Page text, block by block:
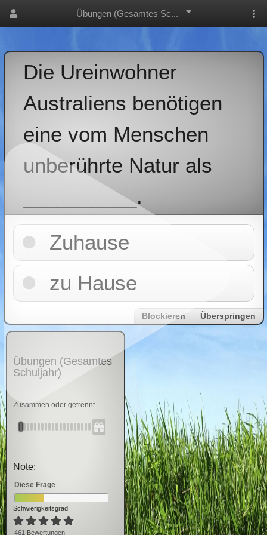
Übungen (Gesamtes Sc...
Die Ureinwohner
Australiens benötigen
eine vom Menschen
unberührte Natur als
__________.
Zuhause
zu Hause
Blockieren Überspringen
Übungen (Gesamtes
Schuljahr)
Zusammen oder getrennt
Note:
Diese Frage
Schwierigkeitsgrad
461 Bewertungen